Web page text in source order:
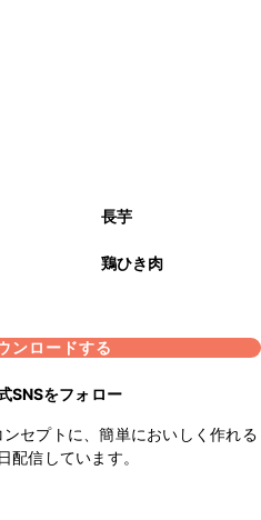
長芋
鶏ひき肉
ンロードする
SNSをフォロー
セプトに、簡単においしく作れる
配信しています。